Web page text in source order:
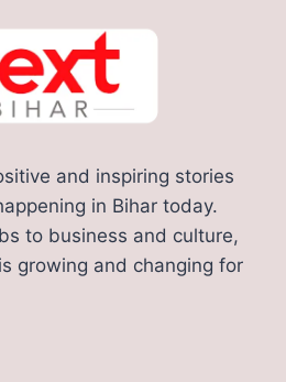
and inspiring stories
in Bihar today.
to business and culture,
growing and changing for